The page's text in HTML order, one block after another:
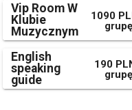
Vip Room W
Klubie
Muzycznym
1090
grupę
English
speaking
guide
190
grupę